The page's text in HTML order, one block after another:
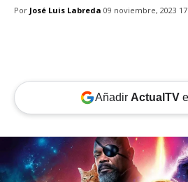
Por José Luis Labreda 09 noviembre, 2023
Añadir ActualTV